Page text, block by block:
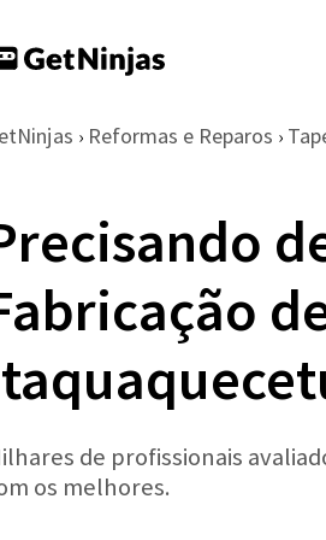
› Reformas e Reparos ›
de profissionais
os melhores.